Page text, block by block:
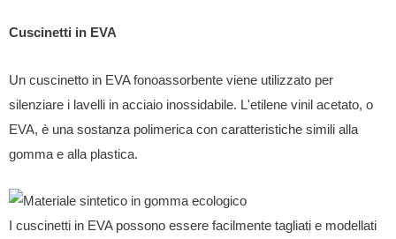
Cuscinetti in EVA
Un cuscinetto in EVA fonoassorbente viene utilizzato per
silenziare i lavelli in acciaio inossidabile. L'etilene vinil acetato, o
EVA, è una sostanza polimerica con caratteristiche simili alla
gomma e alla plastica.
I cuscinetti in EVA possono essere facilmente tagliati e modellati